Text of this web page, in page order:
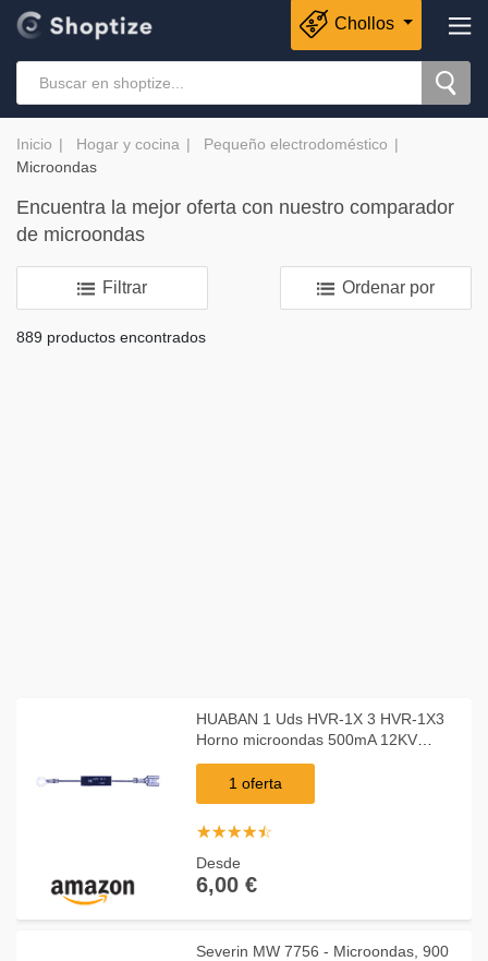
Chollos
Inicio Hogar y cocina
Pequeño electrodoméstico
Microondas
Encuentra la mejor oferta con nuestro comparador
de microondas
Filtrar Ordenar por
889 productos encontrados
HUABAN 1 Uds HVR-1X 3 HVR-1X3
Horno microondas 500mA 12KV
Rectificador de diodo de potencia de
alto voltaje de recuperación
1 oferta
☆☆☆☆☆
★★★★★
Desde
6,00 €
Severin MW 7756 - Microondas, 900